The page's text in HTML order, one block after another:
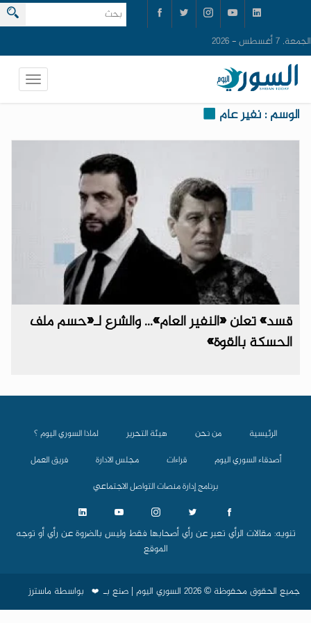
الجمعة, 7 أغسطس - 2026
الوسم : نفير عام
قسد» تعلن «النفير العام»... والشرع لـ«حسم ملف
الحسكة بالقوة»
الرئيسية من نحن هيئة التحرير
لماذا السوري اليوم ؟
أصدقاء السوري اليوم
قراءات مجلس الادارة
فريق العمل
برنامج إدارة منصات التواصل الاجتماعي
تنويه: مقالات الرأي تعبر عن رأي أصحابها فقط وليس بالضروة عن رأي أو توجه
الموقع
جميع الحقوق محفوظة © 2026 السوري اليوم | صنع بـ ❤️ بواسطة ماسترز